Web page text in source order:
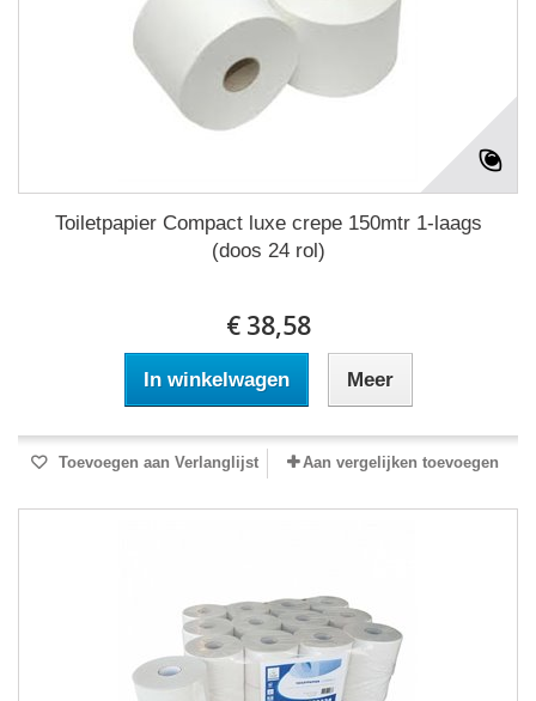
Toiletpapier Compact luxe crepe 150mtr 1-laags
(doos 24 rol)
€ 38,58
In winkelwagen Meer
Toevoegen aan Verlanglijst Aan vergelijken toevoegen